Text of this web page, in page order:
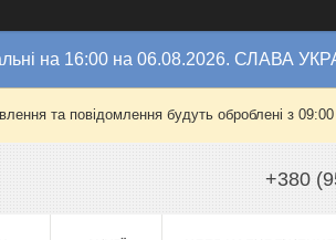
на 16:00 на 06.08.2026. СЛАВА
та повідомлення будуть оброблені з
+380